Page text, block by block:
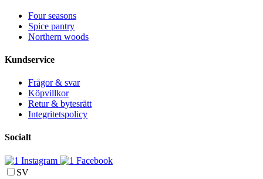
Four seasons
Spice pantry
Northern woods
Kundservice
Frågor & svar
Köpvillkor
Retur & bytesrätt
Integritetspolicy
Socialt
Instagram
Facebook
SV